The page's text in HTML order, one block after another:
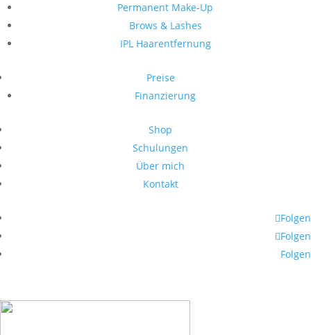
Permanent Make-Up
Brows & Lashes
IPL Haarentfernung
Preise
Finanzierung
Shop
Schulungen
Über mich
Kontakt
Folgen
Folgen
Folgen